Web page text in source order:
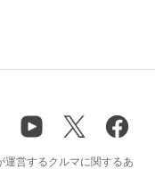
営するクルマに関するあ